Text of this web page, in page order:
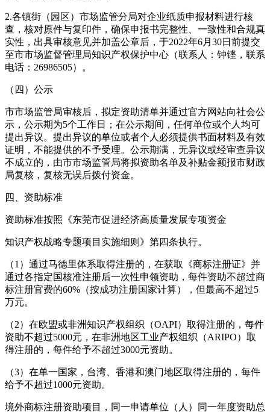
2.各镇街（园区）市场监管分局对企业纸质申报材料进行核
查，核对原件与复印件，确保申报书完整性、一致性和合规真
实性，出具审核意见并加盖公章后，于2022年6月30日前提交
至市市场监督管理局知识产权保护中心（联系人：钟铿，联系
电话：26986505）。
（四）公示
市市场监管局审核后，拟定资助清单并通过官方网站向社会公
示，公示期为5个工作日；在公示期间，任何单位或个人均可
提出异议。提出异议的单位或者个人必须提供书面材料及有效
证明，不能提供的不予受理。公示期满，无异议或经审查异议
不成立的，由市市场监管局将拟资助名单及补贴金额报市财政
局复核，复核无误后拨付资金。
四、资助标准
资助标准按照《东莞市促进经济高质量发展专项资金
知识产权战略专题项目实施细则》第四条执行。
（1）通过马德里体系取得注册的，在获取《商标注册证》并
通过各指定国核准注册后一次性申领资助，每件资助不超过商
标注册官费的60%（按成功注册国家计算），但最高不超过5
万元。
（2）在欧盟或非洲知识产权组织（OAPI）取得注册的，每件
资助不超过5000元，在非洲地区工业产权组织（ARIPO）取
得注册的，每件给予不超过3000元资助。
（3）在单一国家，台湾、香港和澳门地区取得注册的，每件
给予不超过1000元资助。
境外商标注册资助项目，同一申请单位（人）同一年度资助总